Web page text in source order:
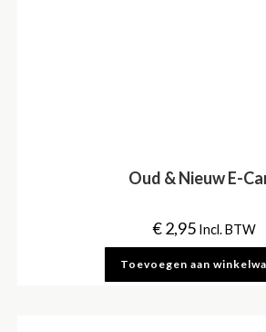
Oud & Nieuw E-
€2,95 Incl. BTW
Toevoegen aan